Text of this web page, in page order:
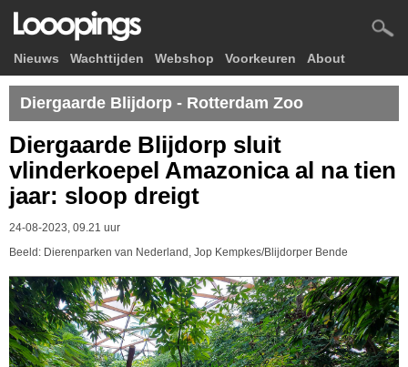
Nieuws Wachttijden Webshop Voorkeuren About
Diergaarde Blijdorp - Rotterdam Zoo
Diergaarde Blijdorp sluit
vlinderkoepel Amazonica al na tien
jaar: sloop dreigt
24-08-2023, 09.21 uur
Beeld: Dierenparken van Nederland, Jop Kempkes/Blijdorper Bende